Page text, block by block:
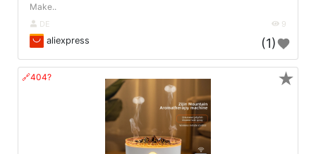
Make..
DE 9
aliexpress (1)
🔗404? ★